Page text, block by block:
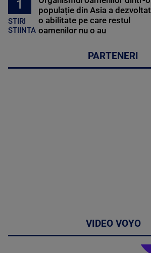
1
STIRI
STIINTA
populație din Asia a dezvoltat
o abilitate pe care restul
oamenilor nu o au
PARTENERI
VIDEO VOYO